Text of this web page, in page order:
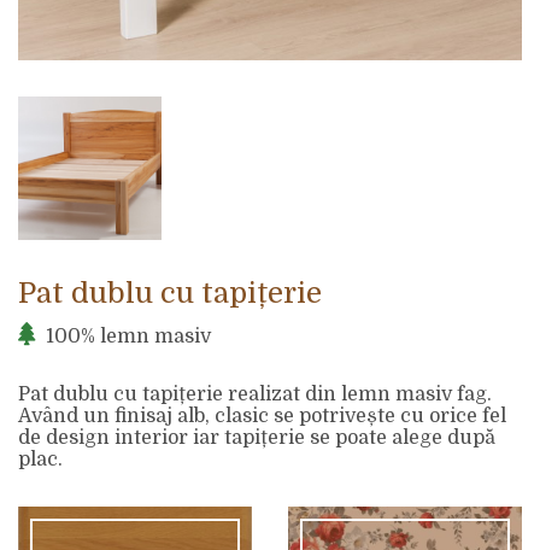
Pat dublu cu tapițerie
100% lemn masiv
Pat dublu cu tapițerie realizat din lemn masiv fag.
Având un finisaj alb, clasic se potrivește cu orice fel
de design interior iar tapițerie se poate alege după
plac.